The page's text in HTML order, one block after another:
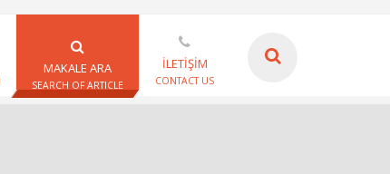
MAKALE ARA
SEARCH OF ARTICLE
İLETİŞİM
CONTACT US